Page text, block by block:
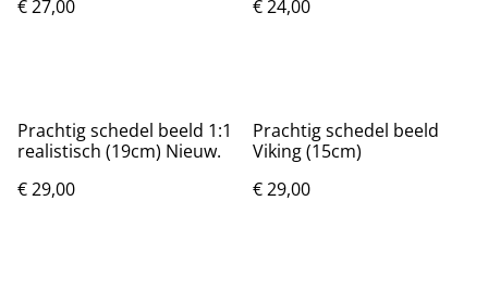
€ 27,00
€ 24,00
Prachtig schedel beeld 1:1
realistisch (19cm) Nieuw.
€ 29,00
Prachtig schedel beeld
Viking (15cm)
€ 29,00